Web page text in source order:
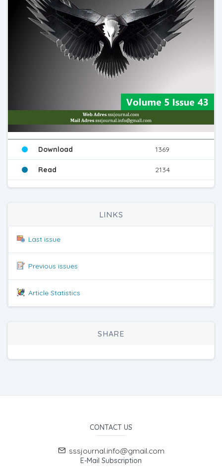
Download 1369
Read 2134
LINKS
Last issue
Previous issues
Article Statistics
SHARE
CONTACT US
sssjournal.info@gmail.com
E-Mail Subscription